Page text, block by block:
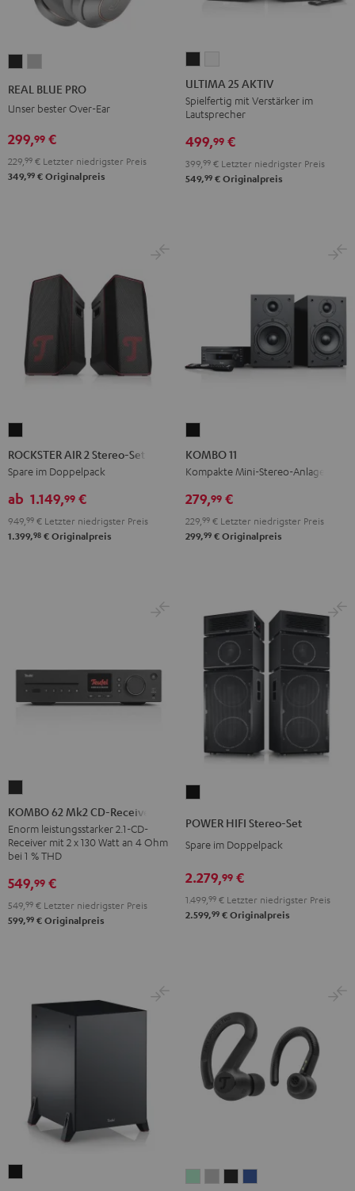
BlackGray
REAL BLUE PRO
Unser bester Over-Ear
299,99 €
229, 99 € Letzter niedrigster Preis
349,99 € Originalpreis
25
AKTIV
Night
Black
25
AKTIV
Pure
White
ULTIMA 25 AKTIV
Spielfertig mit Verstärker im
Lautsprecher
499,99 €
399, 99 € Letzter niedrigster Preis
549,99 € Originalpreis
AIR
2
Set
Schwarz
ROCKSTER AIR 2 Stereo-Set
Spare im Doppelpack
ab 1.149,99 €
949, 99 € Letzter niedrigster Preis
1.399,98 € Originalpreis
11
Schwarz
KOMBO 11
Kompakte Mini-Stereo-Anlage
279,99 €
229, 99 € Letzter niedrigster Preis
299,99 € Originalpreis
62
Mk2
CD-
Receiver
Night
Black
KOMBO 62 Mk2 CD-Receiver
Enorm leistungsstarker 2.1-CD-
Receiver mit 2 x 130 Watt an 4 Ohm
bei 1 % THD
549,99 €
549, 99 € Letzter niedrigster Preis
599,99 € Originalpreis
Stereo-
Set
POWER HIFI Stereo-Set
Spare im Doppelpack
2.279,99 €
1.499, 99 € Letzter niedrigster Preis
2.599,99 € Originalpreis